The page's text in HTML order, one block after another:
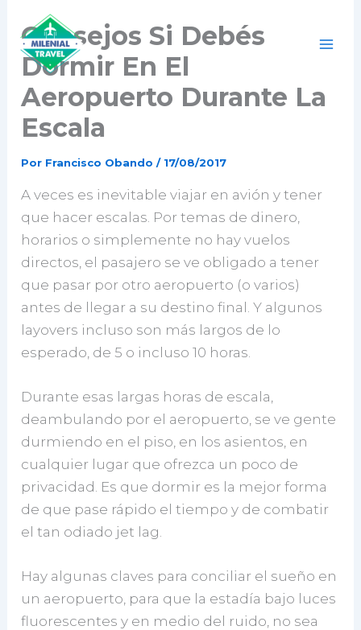
contenido
Consejos Si Debés
Dormir En El
Aeropuerto Durante La
Escala
Por Francisco Obando/ 17/08/2017
A veces es inevitable viajar en avión y tener
que hacer escalas. Por temas de dinero,
horarios o simplemente no hay vuelos
directos, el pasajero se ve obligado a tener
que pasar por otro aeropuerto (o varios)
antes de llegar a su destino final. Y algunos
layovers incluso son más largos de lo
esperado, de 5 o incluso 10 horas.
Durante esas largas horas de escala,
deambulando por el aeropuerto, se ve gente
durmiendo en el piso, en los asientos, en
cualquier lugar que ofrezca un poco de
privacidad. Es que dormir es la mejor forma
de que pase rápido el tiempo y de combatir
el tan odiado jet lag.
Hay algunas claves para conciliar el sueño en
un aeropuerto, para que la estadía bajo luces
fluorescentes y en medio del ruido, no sea